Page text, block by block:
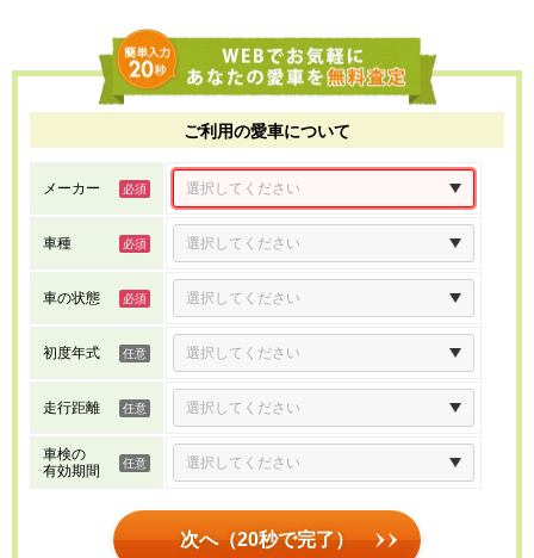
ご利用の愛車について
メーカー
車種
車の状態
初度年式
走行距離
車検の
有効期間
次へ（20秒で完了）